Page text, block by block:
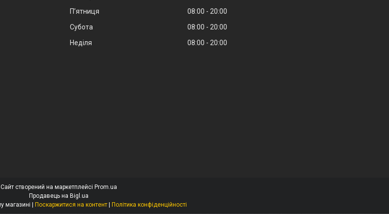
Пʼятниця
08:00
20:00
Субота
08:00
20:00
Неділя
08:00 20:00
Сайт створений на маркетплейсі Prom.ua
Продавець на Bigl.ua
Захист і стиль — в одному магазині | Поскаржитися на контент | Політика конфіденційності